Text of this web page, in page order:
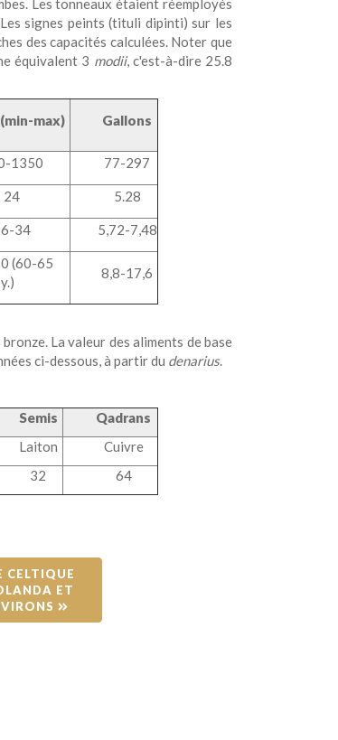
Les tonneaux étaient réemployés
signes peints (tituli dipinti) sur les
des capacités calculées. Noter que
équivalent 3 modii, c'est-à-dire 25.8
max) Gallons
1350 77-297
24 5.28
34 5,72-7,48
(60-65
8,8-17,6
La valeur des aliments de base
ci-dessous, à partir du denarius.
Semis
Qadrans
Laiton
Cuivre
32 64
CELTIQUE
ET